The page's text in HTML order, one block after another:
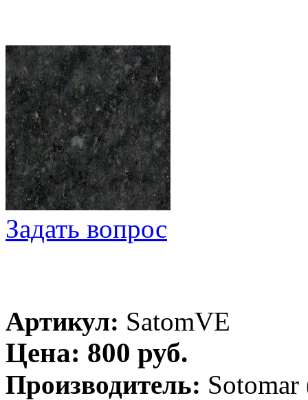
Задать вопрос
Артикул: SatomVE
Цена: 800 руб.
Производитель: